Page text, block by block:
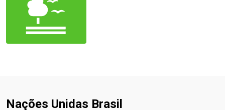
Nações Unidas Brasil